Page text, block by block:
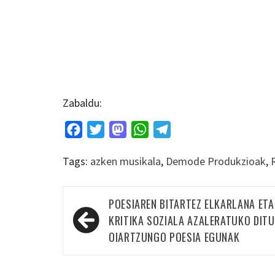
Zabaldu:
FacebookTwitterMastodonWhatsApp
Tags: azken musikala, Demode Produkzioak,
Bidalketetan
zehar
nabigatu
POESIAREN BITARTEZ ELKARLANA ETA
KRITIKA SOZIALA AZALERATUKO DITU
OIARTZUNGO POESIA EGUNAK